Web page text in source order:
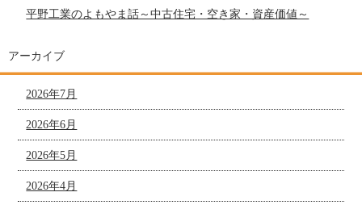
平野工業のよもやま話～中古住宅・空き家・資産価値～
アーカイブ
2026年7月
2026年6月
2026年5月
2026年4月